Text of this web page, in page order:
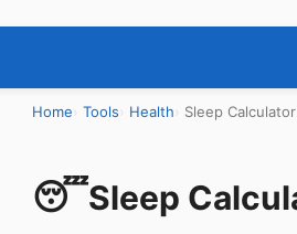
Home Tools Health Sleep Calculator
😴Sleep